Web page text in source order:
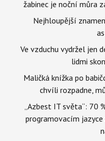
žabinec je noční můra
Nejhloupější
Ve vzduchu vydržel jen
lidmi
Maličká knížka po
chvíli rozpadne,
„Azbest IT světa“: 70
programovacím